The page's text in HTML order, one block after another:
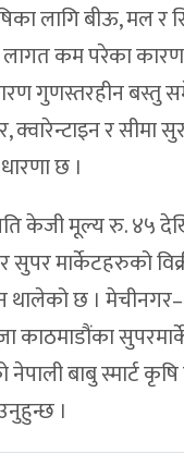
लागि बीऊ, मल र
कम परेका
गुणस्तरहीन बस्तु
क्वारेन्टाइन र सीमा
छ ।
केजी मूल्य रु. ४५
मार्केटहरुको
थालेको छ ।
बाबु स्मार्ट
।